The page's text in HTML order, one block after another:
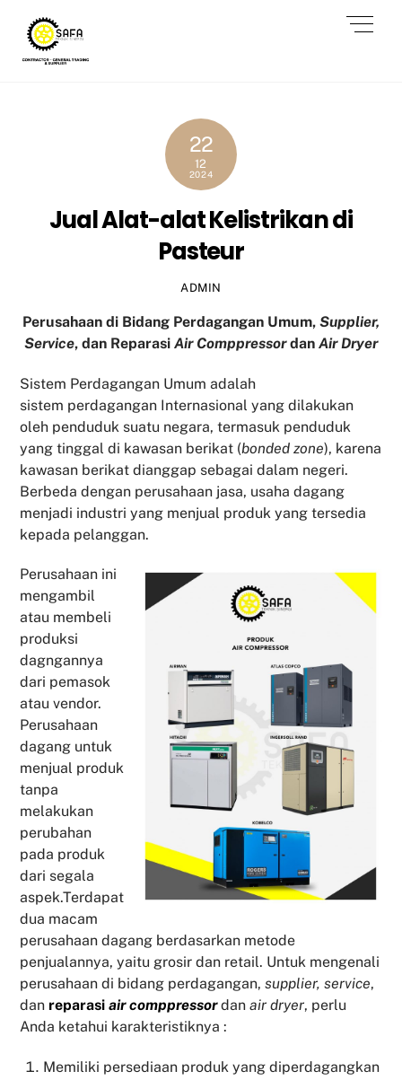
content
22
12
2024
Jual Alat-alat Kelistrikan di
Pasteur
ADMIN
Perusahaan di Bidang Perdagangan Umum, Supplier,
Service, dan Reparasi Air Comppressordan Air Dryer
Sistem Perdagangan Umum adalah
sistem perdagangan Internasional yang dilakukan
oleh penduduk suatu negara, termasuk penduduk
yang tinggal di kawasan berikat (bonded zone), karena
kawasan berikat dianggap sebagai dalam negeri.
Berbeda dengan perusahaan jasa, usaha dagang
menjadi industri yang menjual produk yang tersedia
kepada pelanggan.
Perusahaan ini
mengambil
atau membeli
produksi
dagngannya
dari pemasok
atau vendor.
Perusahaan
dagang untuk
menjual produk
tanpa
melakukan
perubahan
pada produk
dari segala
aspek.Terdapat
dua macam
perusahaan dagang berdasarkan metode
penjualannya, yaitu grosir dan retail. Untuk mengenali
perusahaan di bidang perdagangan,supplier, service,
dan reparasiair comppressordanair dryer, perlu
Anda ketahui karakteristiknya :
Memiliki persediaan produk yang diperdagangkan